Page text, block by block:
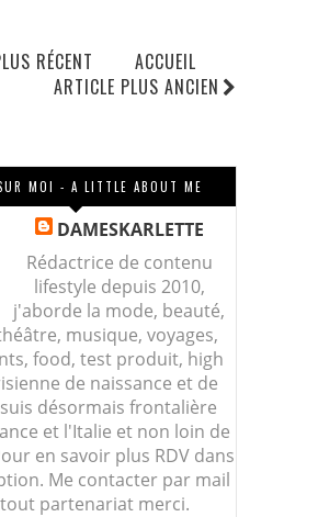
RÉCENT
ARTICLE PLUS ANCIEN
ACCUEIL
MOI - A LITTLE ABOUT ME
DAMESKARLETTE
Rédactrice de contenu
lifestyle depuis 2010,
j'aborde la mode, beauté,
musique, voyages,
food, test produit, high
de naissance et de
désormais frontalière
et l'Italie et non loin de
en savoir plus RDV dans
Me contacter par mail
partenariat merci.